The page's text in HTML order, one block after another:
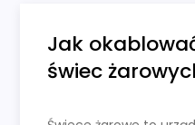
Jak
świec